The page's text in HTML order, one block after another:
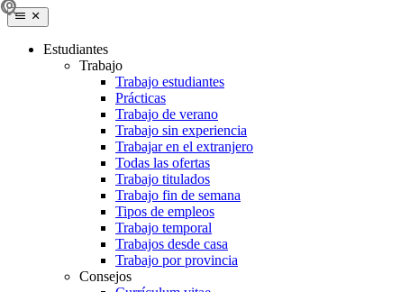
Estudiantes
Trabajo
Trabajo estudiantes
Prácticas
Trabajo de verano
Trabajo sin experiencia
Trabajar en el extranjero
Todas las ofertas
Trabajo titulados
Trabajo fin de semana
Tipos de empleos
Trabajo temporal
Trabajos desde casa
Trabajo por provincia
Consejos